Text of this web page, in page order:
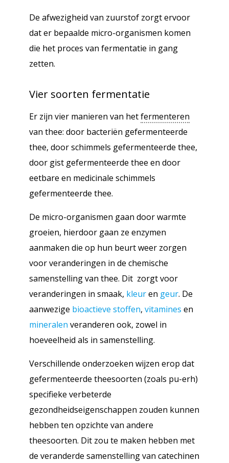
De afwezigheid van zuurstof zorgt ervoor
dat er bepaalde micro-organismen komen
die het proces van fermentatie in gang
zetten.
Vier soorten fermentatie
Er zijn vier manieren van hetfermenteren
van thee: door bacteriën gefermenteerde
thee, door schimmels gefermenteerde thee,
door gist gefermenteerde thee en door
eetbare en medicinale schimmels
gefermenteerde thee.
De micro-organismen gaan door warmte
groeien, hierdoor gaan ze enzymen
aanmaken die op hun beurt weer zorgen
voor veranderingen in de chemische
samenstelling van thee. Dit zorgt voor
veranderingen in smaak, kleuren geur. De
aanwezige bioactieve stoffen, vitamines en
mineralen veranderen ook, zowel in
hoeveelheid als in samenstelling.
Verschillende onderzoeken wijzen erop dat
gefermenteerde theesoorten (zoals pu-erh)
specifieke verbeterde
gezondheidseigenschappen zouden kunnen
hebben ten opzichte van andere
theesoorten. Dit zou te maken hebben met
de veranderde samenstelling van catechinen